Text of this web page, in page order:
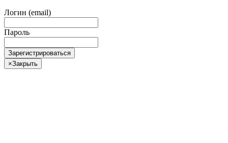
Логин (email)
Пароль
Зарегистрироваться
×Закрыть